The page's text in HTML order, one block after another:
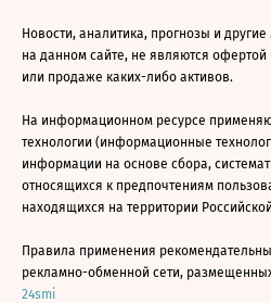
Новости, аналитика, прогнозы и
на данном сайте, не являются
или продаже каких-либо активов.
На информационном ресурсе
технологии (информационные
информации на основе сбора,
относящихся к предпочтениям
находящихся на территории
Правила применения
рекламно-обменной сети,
24smi